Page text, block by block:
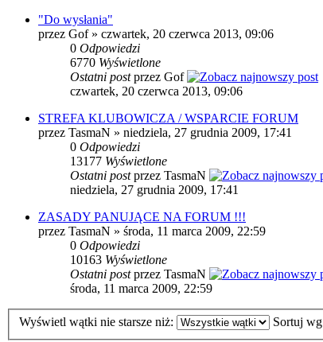
"Do wysłania"
przez Gof » czwartek, 20 czerwca 2013, 09:06
0 Odpowiedzi
6770 Wyświetlone
Ostatni postprzez Gof
czwartek, 20 czerwca 2013, 09:06
STREFA KLUBOWICZA / WSPARCIE FORUM
przez TasmaN » niedziela, 27 grudnia 2009, 17:41
0 Odpowiedzi
13177 Wyświetlone
Ostatni postprzez TasmaN
niedziela, 27 grudnia 2009, 17:41
ZASADY PANUJĄCE NA FORUM !!!
przez TasmaN » środa, 11 marca 2009, 22:59
0 Odpowiedzi
10163 Wyświetlone
Ostatni postprzez TasmaN
środa, 11 marca 2009, 22:59
Wyświetl wątki nie starsze niż: Sortuj wg